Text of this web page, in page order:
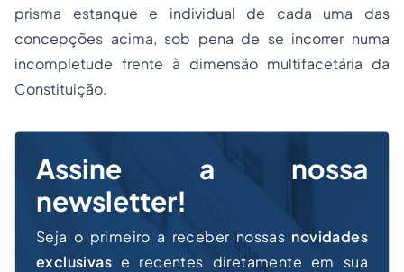
prisma estanque e individual de cada uma das
concepções acima, sob pena de se incorrer numa
incompletude frente à dimensão multifacetária da
Constituição.
Assine a nossa
newsletter!
Seja o primeiro a receber nossas novidades
exclusivas e recentes diretamente em sua